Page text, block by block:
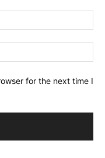
for the next time I